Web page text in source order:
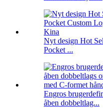
Nyt design Hot
Pocket ...
Engros
åben dobbeltlag...